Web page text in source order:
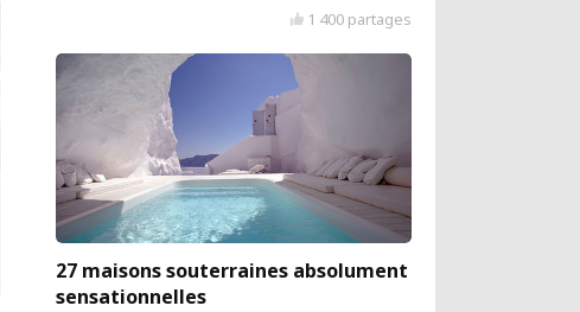
1 400 partages
27 maisons souterraines absolument
sensationnelles